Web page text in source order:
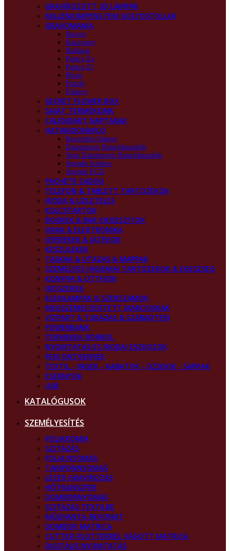
GRAVÍROZOTT 3D LÁMPÁK
MILLENIUMPENS FEM GOLYOSTOLLAK
GRAVOMANIA
Husvet
Karacsony
Ballagas
Pentru Ea
Pentru El
Birou
Puzzle
Eskuvo
SECRET FLOWER BOX
SAJÁT TERMÉKEINK
CALENDART NAPTARAK
HATARIDONAPLO
Kozvetlen Import
Datumozott Hataridonaplok
Nem Datumozott Hataridonaplok
Agende Italiene
Agende EGO
PACHETE CADOU
TELEFON & TABLETT TARTOZEKOK
IRODA & UZLETELES
KULCSTARTOK
BOGREK & BAR KIEGESZITOK
ORAK & ELEKTRONIKA
GYEREKEK & JATEKOK
KESZULEKEK
TASKAK & UTAZAS & MAPPAK
SZEMELYES HIGIENIAI TARTOZEKOK & EGESZSEG
KONYHA & OTTHON
IROSZEREK
ELEMLAMPAK & SZERSZAMOK
MEGSZEMELYESITETT MARCIUSKAK
VIZPART & TURAZAS & SZABADTERI
POWERBANK
TERMEKEK BORBOL
NYOMTATAS ES IRODAI ESZKOZOK
FEM ONTVENYEK
TEXTIL - INGEK - KABATOK - DZSEKIK - SAPKAK
ESERNYOK
USB
KATALÓGUSOK
SZEMÉLYESÍTÉS
POLIKROMIA
SZITÁZÁS
FÓLIA NYOMÁS
TAMPONNYOMÁS
LÉZER GRAVÍROZÁS
HŐTRANSZFER
DOMBORNYOMÁS
SZITÁZÁS TEXTILRE
MŰGYANTA-BEVONAT
DOMBOR MATRICA
CUTTER-PLOTTERREL VÁGOTT MATRICA
DIGITÁLIS NYOMTATÁS